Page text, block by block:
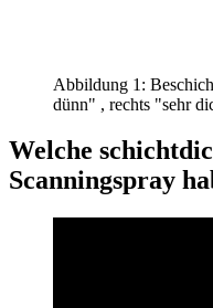
Abbildung 1:
dünn" , rechts "sehr
Welche
Scanningspray